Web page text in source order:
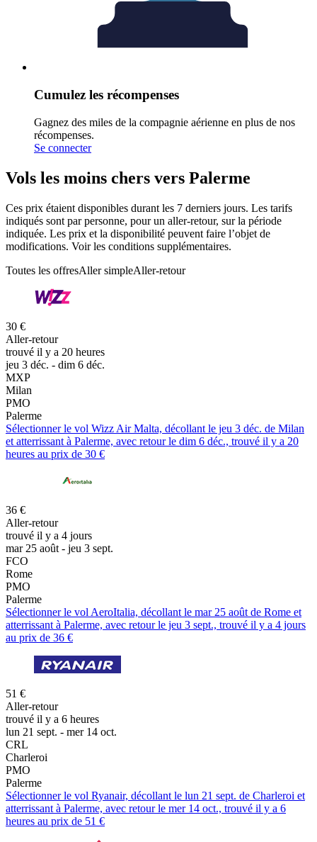
Cumulez les récompenses
Gagnez des miles de la compagnie aérienne en plus de nos
récompenses.
Se connecter
Vols les moins chers vers Palerme
Ces prix étaient disponibles durant les 7 derniers jours. Les tarifs
indiqués sont par personne, pour un aller-retour, sur la période
indiquée. Les prix et la disponibilité peuvent faire l’objet de
modifications. Voir les conditions supplémentaires.
Toutes les offresAller simpleAller-retour
30 €
Aller-retour
trouvé il y a 20 heures
jeu 3 déc. - dim 6 déc.
MXP
Milan
PMO
Palerme
Sélectionner le vol Wizz Air Malta, décollant le jeu 3 déc. de Milan
et atterrissant à Palerme, avec retour le dim 6 déc., trouvé il y a 20
heures au prix de 30 €
36 €
Aller-retour
trouvé il y a 4 jours
mar 25 août - jeu 3 sept.
FCO
Rome
PMO
Palerme
Sélectionner le vol AeroItalia, décollant le mar 25 août de Rome et
atterrissant à Palerme, avec retour le jeu 3 sept., trouvé il y a 4 jours
au prix de 36 €
51 €
Aller-retour
trouvé il y a 6 heures
lun 21 sept. - mer 14 oct.
CRL
Charleroi
PMO
Palerme
Sélectionner le vol Ryanair, décollant le lun 21 sept. de Charleroi et
atterrissant à Palerme, avec retour le mer 14 oct., trouvé il y a 6
heures au prix de 51 €